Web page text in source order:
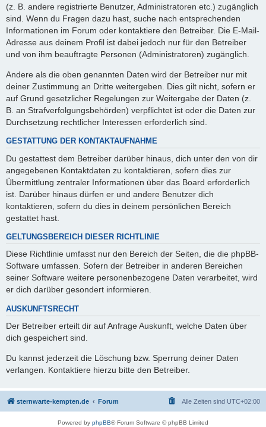
(z. B. andere registrierte Benutzer, Administratoren etc.) zugänglich
sind. Wenn du Fragen dazu hast, suche nach entsprechenden
Informationen im Forum oder kontaktiere den Betreiber. Die E-Mail-
Adresse aus deinem Profil ist dabei jedoch nur für den Betreiber
und von ihm beauftragte Personen (Administratoren) zugänglich.
Andere als die oben genannten Daten wird der Betreiber nur mit
deiner Zustimmung an Dritte weitergeben. Dies gilt nicht, sofern er
auf Grund gesetzlicher Regelungen zur Weitergabe der Daten (z.
B. an Strafverfolgungsbehörden) verpflichtet ist oder die Daten zur
Durchsetzung rechtlicher Interessen erforderlich sind.
GESTATTUNG DER KONTAKTAUFNAHME
Du gestattest dem Betreiber darüber hinaus, dich unter den von dir
angegebenen Kontaktdaten zu kontaktieren, sofern dies zur
Übermittlung zentraler Informationen über das Board erforderlich
ist. Darüber hinaus dürfen er und andere Benutzer dich
kontaktieren, sofern du dies in deinem persönlichen Bereich
gestattet hast.
GELTUNGSBEREICH DIESER RICHTLINIE
Diese Richtlinie umfasst nur den Bereich der Seiten, die die phpBB-
Software umfassen. Sofern der Betreiber in anderen Bereichen
seiner Software weitere personenbezogene Daten verarbeitet, wird
er dich darüber gesondert informieren.
AUSKUNFTSRECHT
Der Betreiber erteilt dir auf Anfrage Auskunft, welche Daten über
dich gespeichert sind.
Du kannst jederzeit die Löschung bzw. Sperrung deiner Daten
verlangen. Kontaktiere hierzu bitte den Betreiber.
sternwarte-kempten.de Forum Alle Zeiten sind UTC+02:00
Powered by phpBB® Forum Software © phpBB Limited